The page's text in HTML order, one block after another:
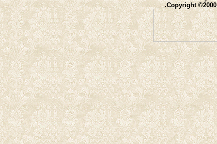
Copyright